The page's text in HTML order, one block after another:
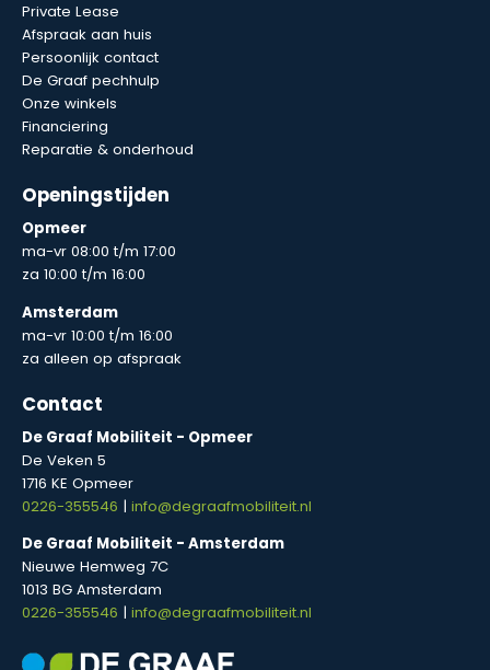
Private Lease
Afspraak aan huis
Persoonlijk contact
De Graaf pechhulp
Onze winkels
Financiering
Reparatie & onderhoud
Openingstijden
Opmeer
ma-vr 08:00 t/m 17:00
za 10:00 t/m 16:00
Amsterdam
ma-vr 10:00 t/m 16:00
za alleen op afspraak
Contact
De Graaf Mobiliteit - Opmeer
De Veken 5
1716 KE Opmeer
0226-355546 | info@degraafmobiliteit.nl
De Graaf Mobiliteit - Amsterdam
Nieuwe Hemweg 7C
1013 BG Amsterdam
0226-355546 | info@degraafmobiliteit.nl